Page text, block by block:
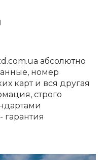
абсолютно
номер
карт и вся другая
строго
гарантия